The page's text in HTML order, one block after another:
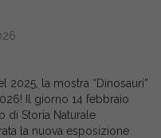
la mostra “Dinosauri”
Il giorno 14 febbraio
di Storia Naturale
la nuova esposizione